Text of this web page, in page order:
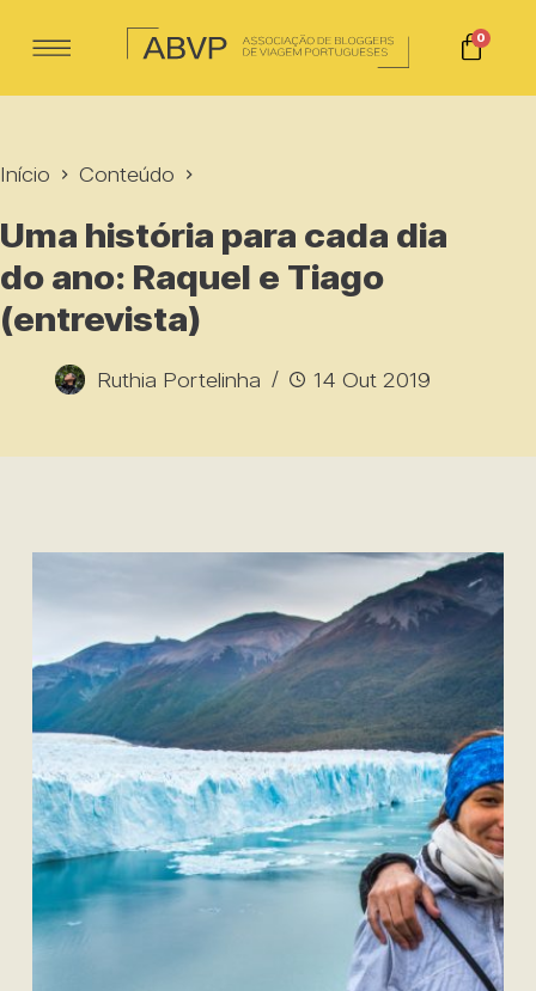
0
Início Conteúdo
Uma história para cada dia
do ano: Raquel e Tiago
(entrevista)
Ruthia Portelinha 14 Out 2019